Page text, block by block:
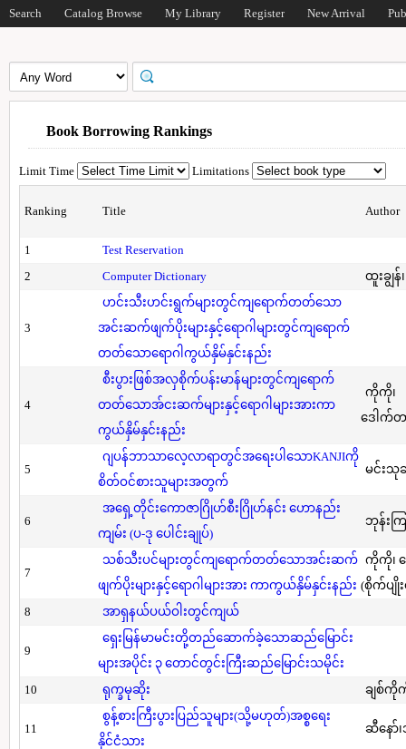
Search Catalog Browse My Library Register New Arrival
Book Borrowing Rankings
Limit Time Limitations
Ranking Title Author
1
Test Reservation
2
Computer Dictionary ထူးချွန်
3
ဟင်းသီးဟင်းရွက်များတွင်ကျရောက်တတ်သော
အင်းဆက်ဖျက်ပိုးများနှင့်ရောဂါများတွင်ကျရောက်
တတ်သောရောဂါကွယ်နှိမ်နှင်းနည်း
4
စီးပွားဖြစ်အလှစိုက်ပန်းမာန်များတွင်ကျရောက်
တတ်သောအ်ငးဆက်များနှင့်ရောဂါများအားကာ
ကွယ်နှိမ်နှင်းနည်း
ကိုကို၊
ဒေါက်တ
5
ဂျပန်ဘာသာလေ့လာရာတွင်အရေးပါသောKANJIကို
စိတ်ဝင်စားသူများအတွက်
မင်းသုခ
6
အရှေ့တိုင်းကောဇာဂြိုဟ်စီးဂြိုဟ်နင်း ဟောနည်း
ကျမ်း (ပ-ဒု ပေါင်းချုပ်)
ဘုန်းက
7
သစ်သီးပင်များတွင်ကျရောက်တတ်သောအင်းဆက်
ဖျက်ပိုးများနှင့်ရောဂါများအား ကာကွယ်နှိမ်နှင်းနည်း
ကိုကို၊
(စိုက်ပျိုး
8
အာရှနယ်ပယ်ဝါးတွင်ကျယ်
9
ရှေးမြန်မာမင်းတို့တည်ဆောက်ခဲ့သောဆည်မြောင်း
များအပိုင်း ၃ တောင်တွင်းကြီးဆည်မြောင်းသမိုင်း
10
ရုက္ခမုဆိုး ချစ်ကို
11
စွန့်စားကြီးပွားပြည်သူများ(သို့မဟုတ်)အစ္စရေး
နိုင်ငံသား
ဆီနော်၊